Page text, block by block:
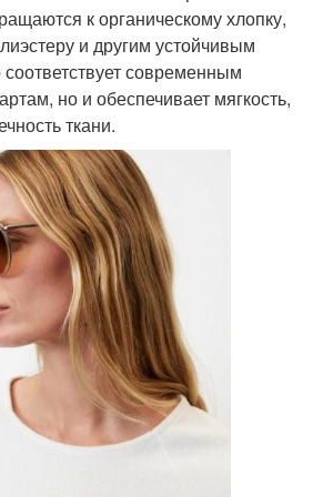
к органическому хлопку,
и другим устойчивым
современным
но и обеспечивает мягкость,
ткани.